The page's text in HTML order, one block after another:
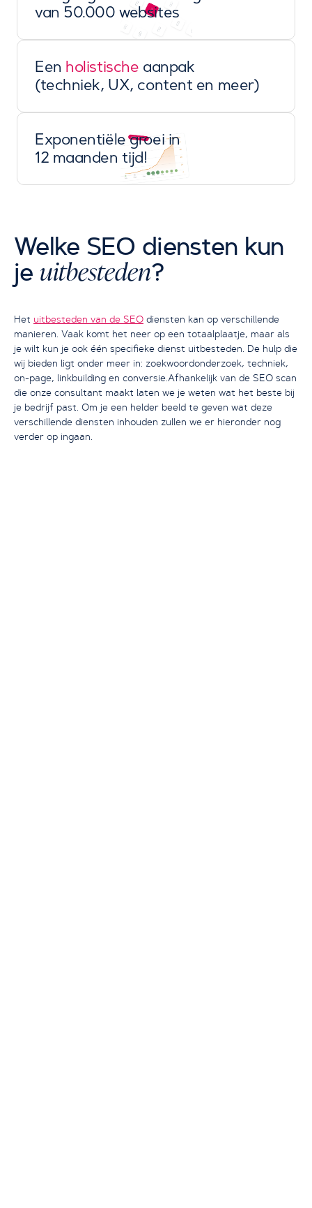
van 50.000 websites
Een holistische aanpak
(techniek, UX, content en meer)
Exponentiële groei in
12 maanden tijd!
Welke SEO diensten kun
je uitbesteden?
Het uitbesteden van de SEO diensten kan op verschillende
manieren. Vaak komt het neer op een totaalplaatje, maar als
je wilt kun je ook één specifieke dienst uitbesteden. De hulp die
wij bieden ligt onder meer in: zoekwoordonderzoek, techniek,
on-page, linkbuilding en conversie.Afhankelijk van de SEO scan
die onze consultant maakt laten we je weten wat het beste bij
je bedrijf past. Om je een helder beeld te geven wat deze
verschillende diensten inhouden zullen we er hieronder nog
verder op ingaan.